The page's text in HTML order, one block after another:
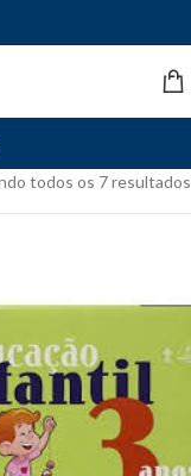
todos os 7 resultados